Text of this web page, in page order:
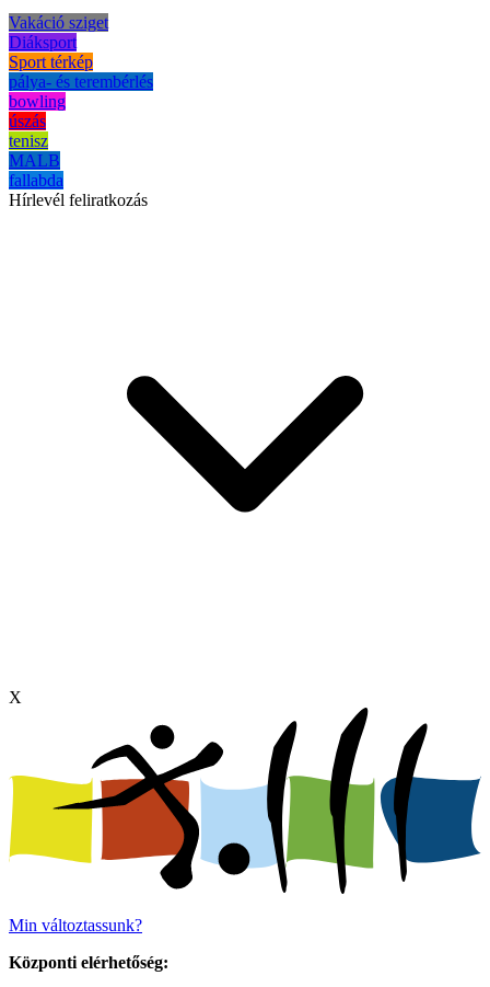
Vakáció sziget
Diáksport
Sport térkép
pálya- és terembérlés
bowling
úszás
tenisz
MALB
fallabda
Hírlevél feliratkozás
X
Min változtassunk?
Központi elérhetőség: